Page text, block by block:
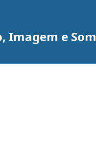
Imagem e Som